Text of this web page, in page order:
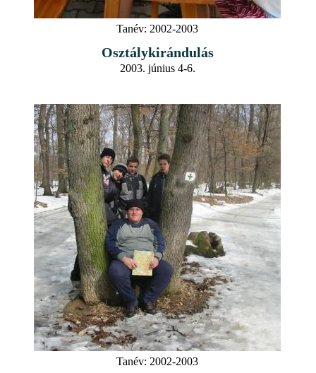
Tanév: 2002-2003
Osztálykirándulás
2003. június 4-6.
Tanév: 2002-2003